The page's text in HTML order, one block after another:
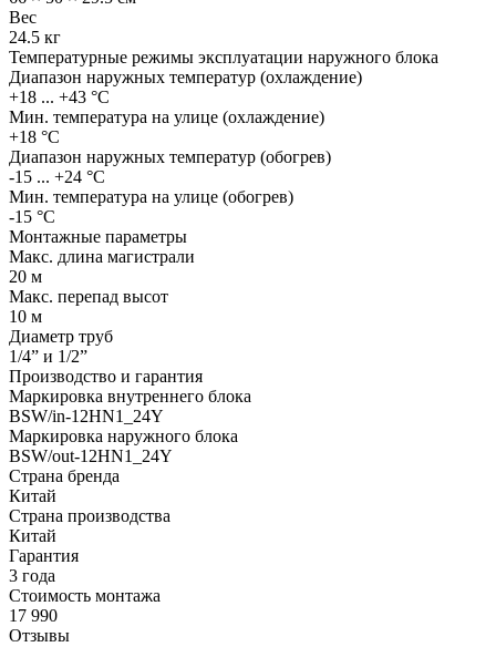
Вес
24.5 кг
Температурные режимы эксплуатации наружного блока
Диапазон наружных температур (охлаждение)
+18 ... +43 °С
Мин. температура на улице (охлаждение)
+18 °С
Диапазон наружных температур (обогрев)
-15 ... +24 °С
Мин. температура на улице (обогрев)
-15 °С
Монтажные параметры
Макс. длина магистрали
20 м
Макс. перепад высот
10 м
Диаметр труб
1/4” и 1/2”
Производство и гарантия
Маркировка внутреннего блока
BSW/in-12HN1_24Y
Маркировка наружного блока
BSW/out-12HN1_24Y
Страна бренда
Китай
Страна производства
Китай
Гарантия
3 года
Стоимость монтажа
17 990
Отзывы